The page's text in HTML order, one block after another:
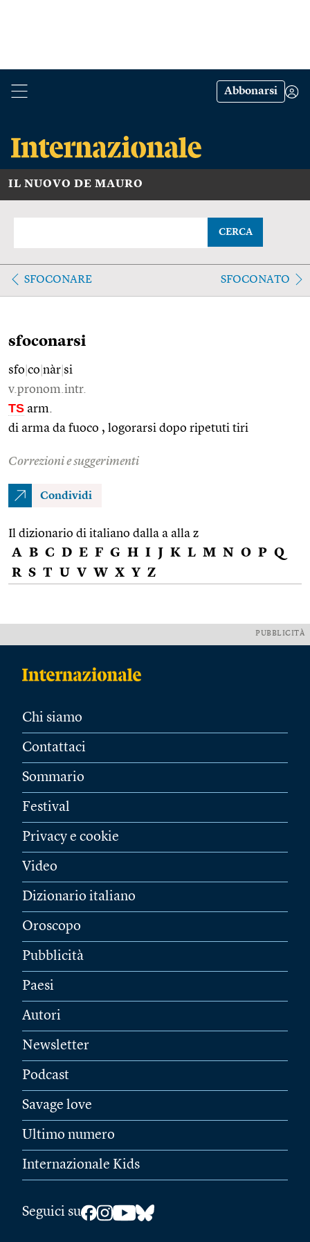
Abbonarsi
IL NUOVO DE MAURO
CERCA
SFOCONARE SFOCONATO
sfoconarsi
sfo co nàr si
v.pronom.intr.
TS arm.
di arma da fuoco , logorarsi dopo ripetuti tiri
Correzioni e suggerimenti
Condividi
Il dizionario di italiano dalla a alla z
A B C D E F G H I J K L M N O P Q
R S T U V W X Y Z
PUBBLICITÀ
Chi siamo
Contattaci
Sommario
Festival
Privacy e cookie
Video
Dizionario italiano
Oroscopo
Pubblicità
Paesi
Autori
Newsletter
Podcast
Savage love
Ultimo numero
Internazionale Kids
Seguici su